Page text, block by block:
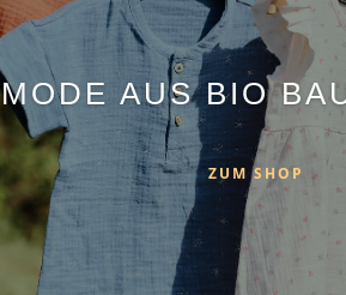
MODE AUS BIO
ZUM SHOP